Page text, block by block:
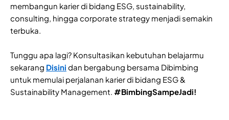
membangun karier di bidang ESG, sustainability,
consulting, hingga corporate strategy menjadi semakin
terbuka.
Tunggu apa lagi? Konsultasikan kebutuhan belajarmu
sekarang Disini dan bergabung bersama Dibimbing
untuk memulai perjalanan karier di bidang ESG &
Sustainability Management. #BimbingSampeJadi!